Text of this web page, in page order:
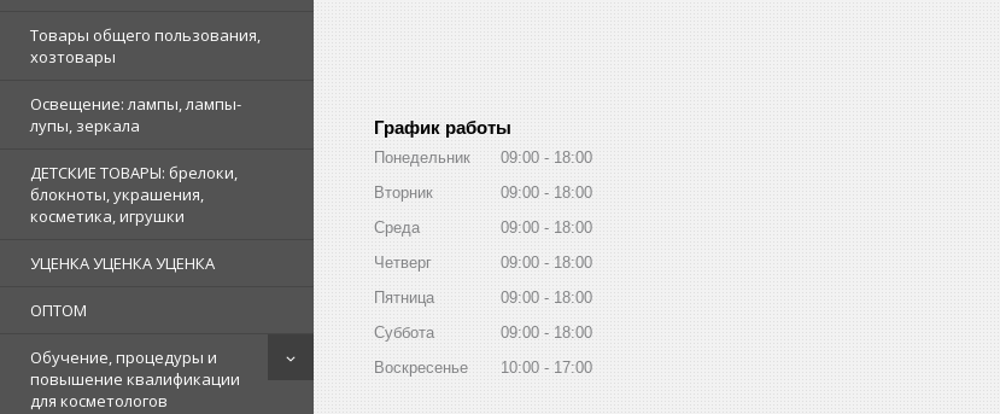
Товары общего пользования,
хозтовары
Освещение: лампы, лампы-
лупы, зеркала
ДЕТСКИЕ ТОВАРЫ: брелоки,
блокноты, украшения,
косметика, игрушки
УЦЕНКА УЦЕНКА УЦЕНКА
ОПТОМ
Обучение, процедуры и
повышение квалификации
для косметологов
График работы
Понедельник 09:00
18:00
Вторник
09:00
18:00
Среда
09:00
18:00
Четверг
09:00
18:00
Пятница
09:00
18:00
Суббота
09:00
18:00
Воскресенье
10:00 17:00